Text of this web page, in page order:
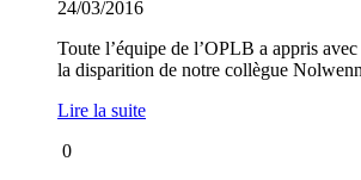
24/03/2016
Toute l’équipe de l’OPLB a appris
la disparition de notre collègue
Lire la suite
0